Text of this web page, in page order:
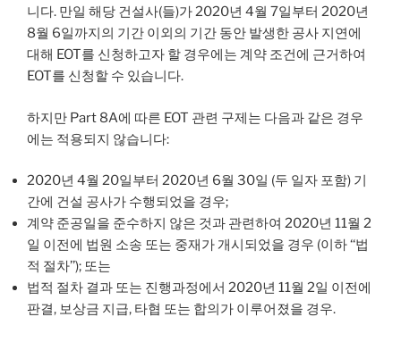
니다. 만일 해당 건설사(들)가 2020년 4월 7일부터 2020년
8월 6일까지의 기간 이외의 기간 동안 발생한 공사 지연에
대해 EOT를 신청하고자 할 경우에는 계약 조건에 근거하여
EOT를 신청할 수 있습니다.
하지만 Part 8A에 따른 EOT 관련 구제는 다음과 같은 경우
에는 적용되지 않습니다:
2020년 4월 20일부터 2020년 6월 30일 (두 일자 포함) 기
간에 건설 공사가 수행되었을 경우;
계약 준공일을 준수하지 않은 것과 관련하여 2020년 11월 2
일 이전에 법원 소송 또는 중재가 개시되었을 경우 (이하 ‘‘법
적 절차’’); 또는
법적 절차 결과 또는 진행과정에서 2020년 11월 2일 이전에
판결, 보상금 지급, 타협 또는 합의가 이루어졌을 경우.